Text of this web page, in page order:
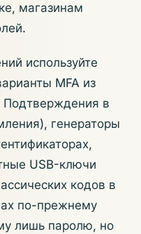
магазинам
используйте
MFA из
Подтверждения в
генераторы
USB-ключи
кодов в
по-прежнему
лишь паролю, но